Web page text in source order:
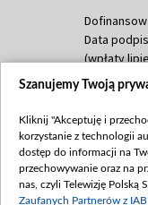
Data
(wpłaty
(wpłata
Data
(wpłata
Szanujemy Twoją
Kliknij "Akceptuję i
korzystanie z technologii
dostęp do informacji na
przechowywanie oraz na
nas, czyli Telewizję Polską
Zaufanych Partnerów z